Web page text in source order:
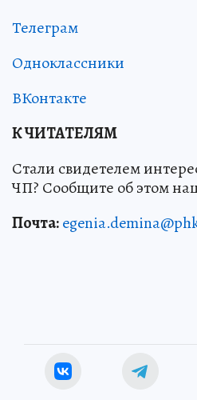
Телеграм
Одноклассники
ВКонтакте
К ЧИТАТЕЛЯМ
Стали свидетелем
ЧП? Сообщите об этом
Почта: